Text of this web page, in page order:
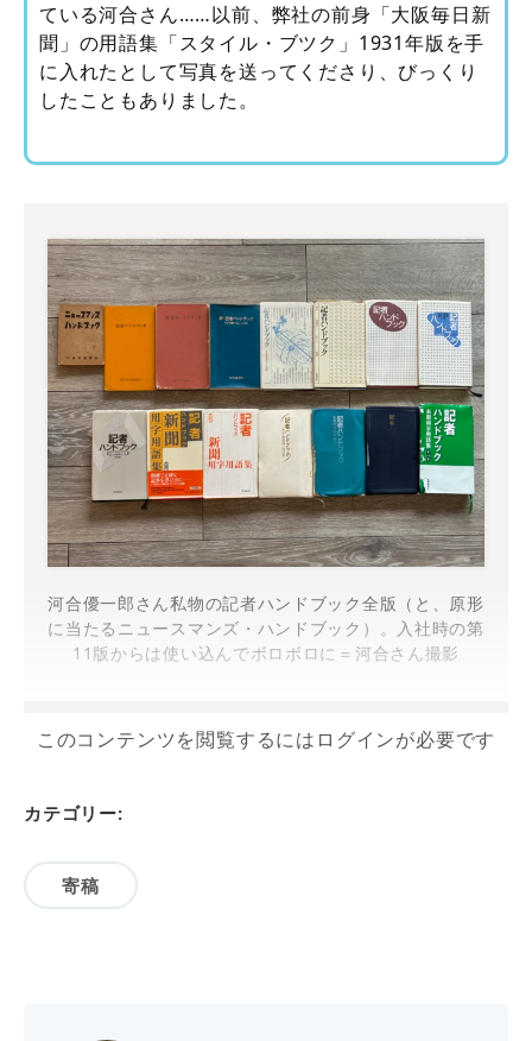
ている河合さん……以前、弊社の前身「大阪毎日新
聞」の用語集「スタイル・ブツク」1931年版を手
に入れたとして写真を送ってくださり、びっくり
したこともありました。
河合優一郎さん私物の記者ハンドブック全版（と、原形
に当たるニュースマンズ・ハンドブック）。入社時の第
11版からは使い込んでボロボロに＝河合さん撮影
このコンテンツを閲覧するにはログインが必要です
カテゴリー:
寄稿